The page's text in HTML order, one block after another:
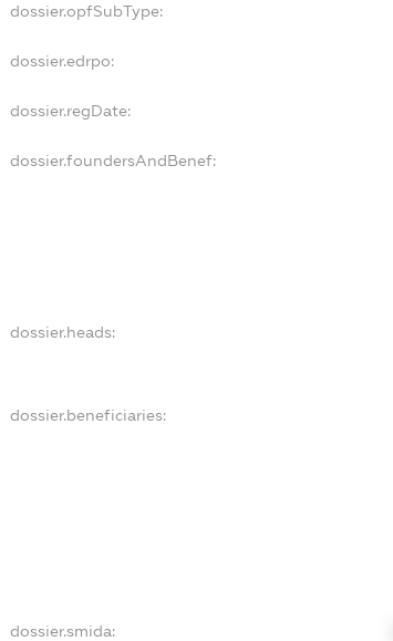
dossier.opfSubType:
dossier.edrpo:
dossier.regDate:
dossier.foundersAndBenef:
dossier.heads:
dossier.beneficiaries:
dossier.smida: